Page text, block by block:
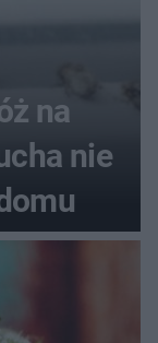
na
nie